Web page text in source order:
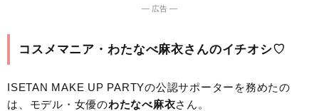
― 広告 ―
コスメマニア・わたなべ麻衣さんのイチオシ♡
ISETAN MAKE UP PARTYの公認サポーターを務めたの
は、モデル・女優のわたなべ麻衣さん。